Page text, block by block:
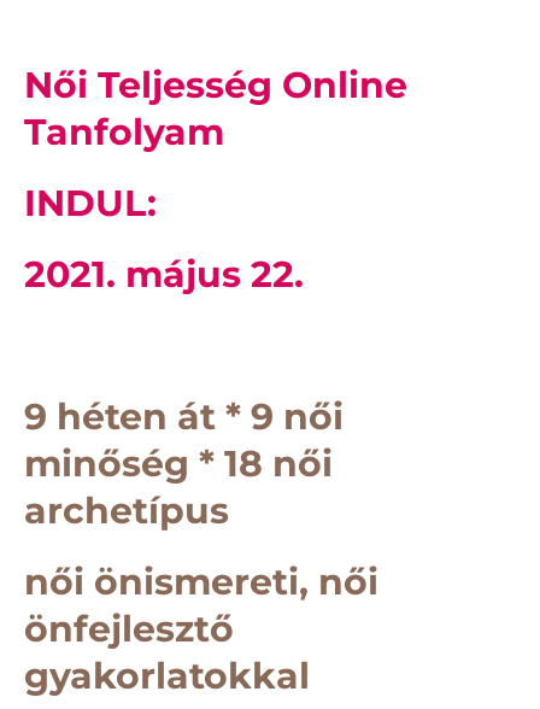
Női Teljesség Online
Tanfolyam
INDUL:
2021. május 22.
9 héten át * 9 női
minőség * 18 női
archetípus
női önismereti, női
önfejlesztő
gyakorlatokkal